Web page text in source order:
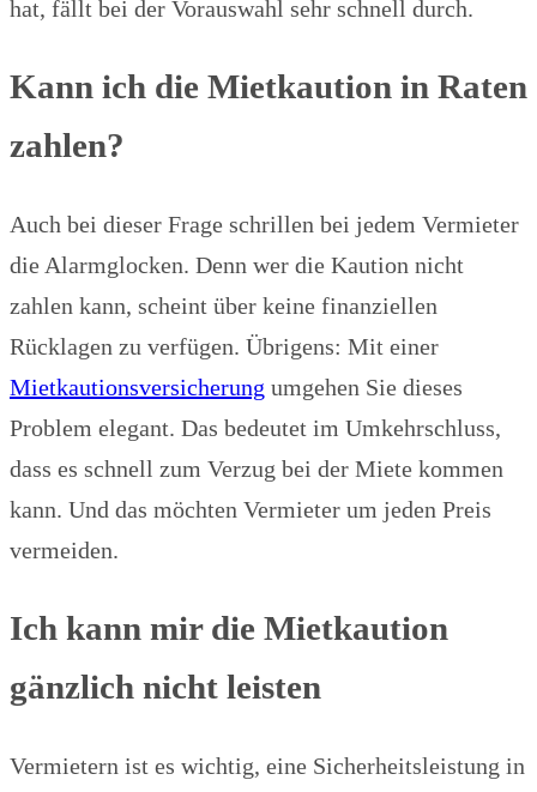
hat, fällt bei der Vorauswahl sehr schnell durch.
Kann ich die Mietkaution in Raten
zahlen?
Auch bei dieser Frage schrillen bei jedem Vermieter
die Alarmglocken. Denn wer die Kaution nicht
zahlen kann, scheint über keine finanziellen
Rücklagen zu verfügen. Übrigens: Mit einer
Mietkautionsversicherung umgehen Sie dieses
Problem elegant. Das bedeutet im Umkehrschluss,
dass es schnell zum Verzug bei der Miete kommen
kann. Und das möchten Vermieter um jeden Preis
vermeiden.
Ich kann mir die Mietkaution
gänzlich nicht leisten
Vermietern ist es wichtig, eine Sicherheitsleistung in